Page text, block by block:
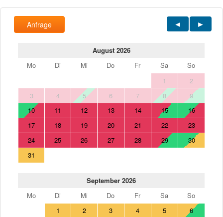
Anfrage
August 2026
Mo
Di Mi Do Fr Sa
So
1
2
3
4 5 6 7 8
9
10
11 12 13 14 15
16
17
18 19 20 21 22
23
24
25 26 27 28 29
30
31
September 2026
Mo
Di Mi Do Fr Sa
So
1
2 3 4 5
6